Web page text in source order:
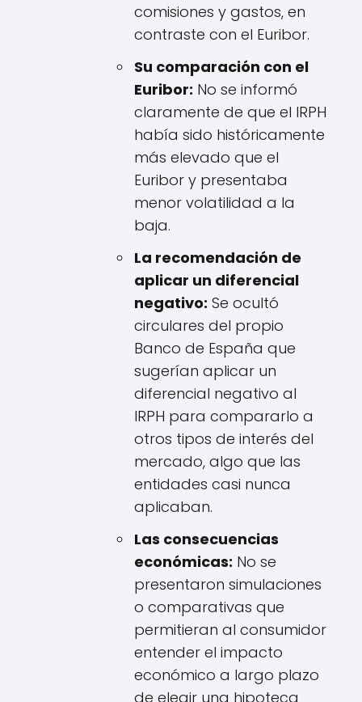
comisiones y gastos, en
contraste con el Euribor.
Su comparación con el
Euribor: No se informó
claramente de que el IRPH
había sido históricamente
más elevado que el
Euribor y presentaba
menor volatilidad a la
baja.
La recomendación de
aplicar un diferencial
negativo: Se ocultó
circulares del propio
Banco de España que
sugerían aplicar un
diferencial negativo al
IRPH para compararlo a
otros tipos de interés del
mercado, algo que las
entidades casi nunca
aplicaban.
Las consecuencias
económicas: No se
presentaron simulaciones
o comparativas que
permitieran al consumidor
entender el impacto
económico a largo plazo
de elegir una hipoteca